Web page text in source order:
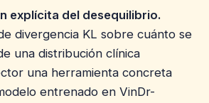
explícita del desequilibrio.
divergencia KL sobre cuánto se
una distribución clínica
una herramienta concreta
entrenado en VinDr-